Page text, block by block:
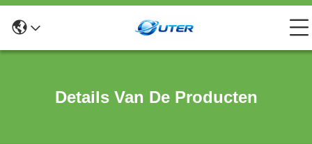
Details Van De Producten